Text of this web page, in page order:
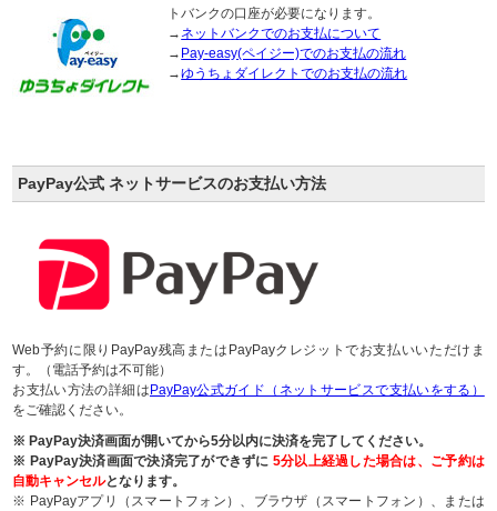
トバンクの口座が必要になります。
→ ネットバンクでのお支払について
→ Pay-easy(ペイジー)でのお支払の流れ
→ゆうちょダイレクトでのお支払の流れ
PayPay公式 ネットサービスのお支払い方法
Web予約に限りPayPay残高またはPayPayクレジットでお支払いいただけま
す。（電話予約は不可能）
お支払い方法の詳細はPayPay公式ガイド（ネットサービスで支払いをする）
をご確認ください。
※ PayPay決済画面が開いてから5分以内に決済を完了してください。
※ PayPay決済画面で決済完了ができずに 5分以上経過した場合は、ご予約は
自動キャンセルとなります。
※ PayPayアプリ（スマートフォン）、ブラウザ（スマートフォン）、または